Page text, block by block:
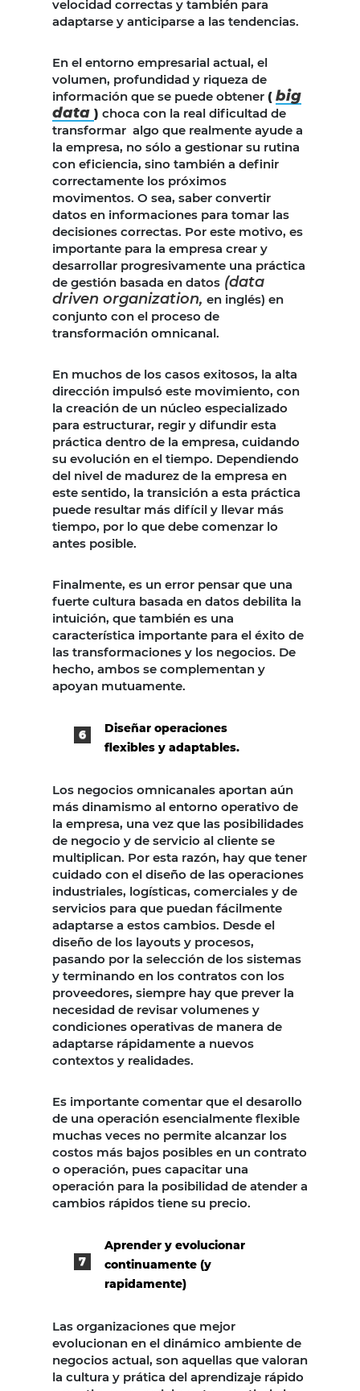
velocidad correctas y también para
adaptarse y anticiparse a las tendencias.
En el entorno empresarial actual, el
volumen, profundidad y riqueza de
información que se puede obtener ( big
data ) choca con la real dificultad de
transformar algo que realmente ayude a
la empresa, no sólo a gestionar su rutina
con eficiencia, sino también a definir
correctamente los próximos
movimentos. O sea, saber convertir
datos en informaciones para tomar las
decisiones correctas. Por este motivo, es
importante para la empresa crear y
desarrollar progresivamente una práctica
de gestión basada en datos (data
driven organization, en inglés) en
conjunto con el proceso de
transformación omnicanal.
En muchos de los casos exitosos, la alta
dirección impulsó este movimiento, con
la creación de un núcleo especializado
para estructurar, regir y difundir esta
práctica dentro de la empresa, cuidando
su evolución en el tiempo. Dependiendo
del nivel de madurez de la empresa en
este sentido, la transición a esta práctica
puede resultar más difícil y llevar más
tiempo, por lo que debe comenzar lo
antes posible.
Finalmente, es un error pensar que una
fuerte cultura basada en datos debilita la
intuición, que también es una
característica importante para el éxito de
las transformaciones y los negocios. De
hecho, ambos se complementan y
apoyan mutuamente.
Diseñar operaciones
flexibles y adaptables.
Los negocios omnicanales aportan aún
más dinamismo al entorno operativo de
la empresa, una vez que las posibilidades
de negocio y de servicio al cliente se
multiplican. Por esta razón, hay que tener
cuidado con el diseño de las operaciones
industriales, logísticas, comerciales y de
servicios para que puedan fácilmente
adaptarse a estos cambios. Desde el
diseño de los layouts y procesos,
pasando por la selección de los sistemas
y terminando en los contratos con los
proveedores, siempre hay que prever la
necesidad de revisar volumenes y
condiciones operativas de manera de
adaptarse rápidamente a nuevos
contextos y realidades.
Es importante comentar que el desarollo
de una operación esencialmente flexible
muchas veces no permite alcanzar los
costos más bajos posibles en un contrato
o operación, pues capacitar una
operación para la posibilidad de atender a
cambios rápidos tiene su precio.
Aprender y evolucionar
continuamente (y
rapidamente)
Las organizaciones que mejor
evolucionan en el dinámico ambiente de
negocios actual, son aquellas que valoran
la cultura y prática del aprendizaje rápido